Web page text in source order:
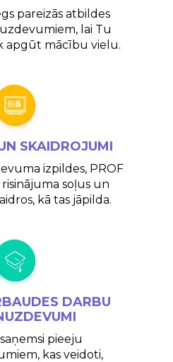
pareizās atbildes
lai Tu
apgūt mācību vielu.
SKAIDROJUMI
izpildes, PROF
soļus un
kā tas jāpilda.
DARBU
pieeju
kas veidoti,